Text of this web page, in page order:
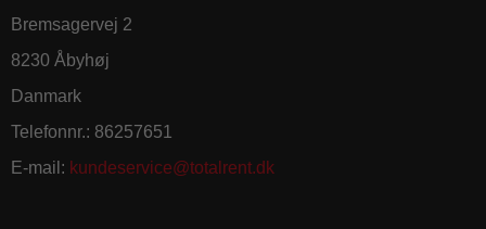
Bremsagervej 2
8230 Åbyhøj
Danmark
Telefonnr.: 86257651
E-mail : kundeservice@totalrent.dk